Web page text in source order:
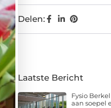
Delen:
Laatste Bericht
Fysio
aan soepel